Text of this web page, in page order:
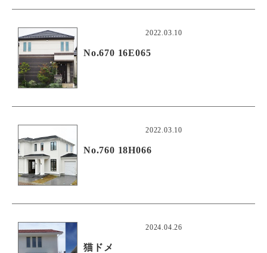
2022.03.10
No.670 16E065
2022.03.10
No.760 18H066
2024.04.26
猫ドメ